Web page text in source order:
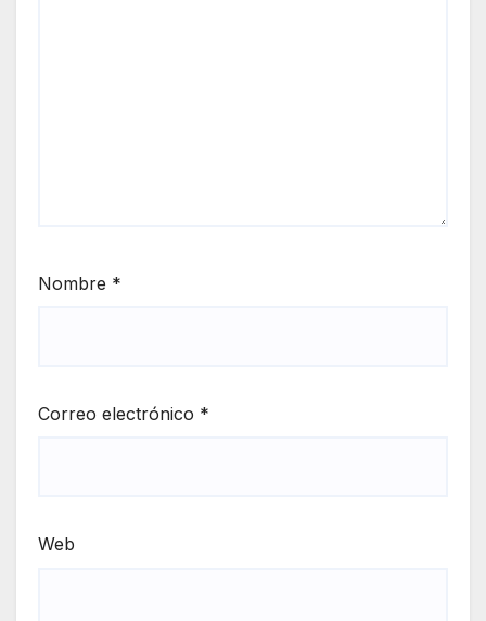
Nombre *
Correo electrónico *
Web